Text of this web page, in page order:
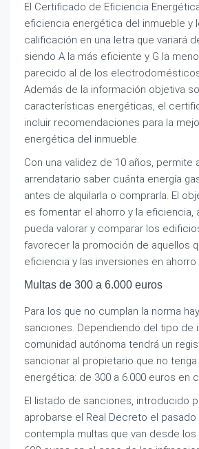
El Certificado de Eficiencia
eficiencia energética del inmueble y
calificación en una letra que variará
siendo A la más eficiente y G la
parecido al de los
Además de la información objetiva
características energéticas, el
incluir recomendaciones para la
energética del inmueble.
Con una validez de 10 años, permite
arrendatario saber cuánta energía
antes de alquilarla o comprarla. El
es fomentar el ahorro y la eficiencia,
pueda valorar y comparar los
favorecer la promoción de aquellos
eficiencia y las inversiones en ahorro
Multas de 300 a 6.000 euros
Para los que no cumplan la norma
sanciones. Dependiendo del tipo de
comunidad autónoma tendrá un
sancionar al propietario que no
energética: de 300 a 6.000 euros en
El listado de sanciones, introducido
aprobarse el Real Decreto el pasado
contempla multas que van desde los